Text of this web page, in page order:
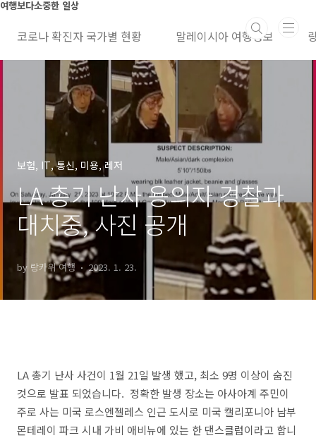
본문 바로가기
여행보다소중한 일상
코로나 확진자 국가별 현황 말레이시아 여행정보
보험, IT, 통신, 미용, 레저
LA 총기 난사 용의자 경찰과
대치중, 사진 공개
by 랑카위 여행 2023. 1. 23.
LA 총기 난사 사건이 1월 21일 발생 했고, 최소 9명 이상이 숨진
것으로 발표 되었습니다. 정확한 발생 장소는 아사아계 주민이
주로 사는 미국 로스엔젤레스 인근 도시로 미국 캘리포니아 남부
몬테레이 파크 시내 가비 애비뉴에 있는 한 댄스클럽이라고 합니